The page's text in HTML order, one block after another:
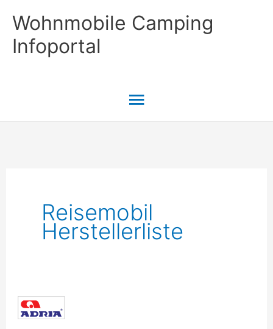
Inhalt
springen
Wohnmobile Camping
Infoportal
Hauptmenü
Reisemobil
Herstellerliste